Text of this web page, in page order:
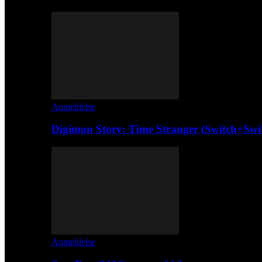
Anmeldelse
Digimon Story: Time Stranger
Anmeldelse